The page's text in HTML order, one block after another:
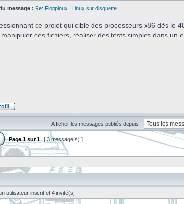
message : Re: Floppinux : Linux sur disquette
ce projet qui cible des processeurs x86 dès le
manipuler des fichiers, réaliser des tests simples dans un
Afficher les messages publiés depuis :
Page1sur1 [ 3 message(s) ]
utilisateur inscrit et 4 invité(s)